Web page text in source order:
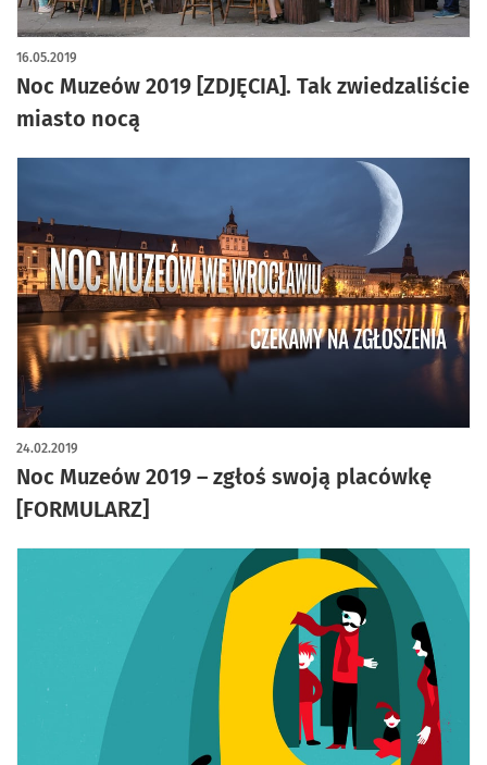
Noc Muzeów 2019 [ZDJĘCIA]. Tak zwiedzaliście
miasto nocą
16.05.2019
Noc Muzeów 2019 – zgłoś swoją placówkę
[FORMULARZ]
24.02.2019